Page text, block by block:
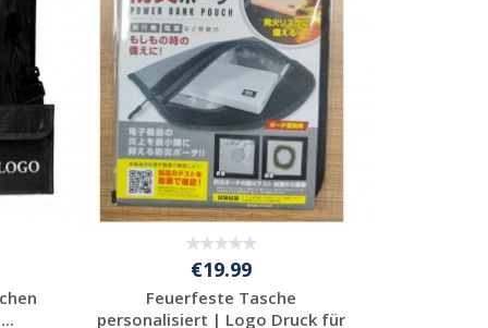
€19.99
Feuerfeste Tasche
personalisiert | Logo Druck für